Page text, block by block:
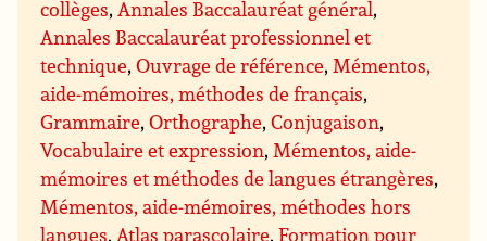
collèges, Annales Baccalauréat général,
Annales Baccalauréat professionnel et
technique,Ouvrage de référence, Mémentos,
aide-mémoires, méthodes de français,
Grammaire,Orthographe,Conjugaison,
Vocabulaire et expression, Mémentos, aide-
mémoires et méthodes de langues étrangères,
Mémentos, aide-mémoires, méthodes hors
langues, Atlas parascolaire,Formation pour